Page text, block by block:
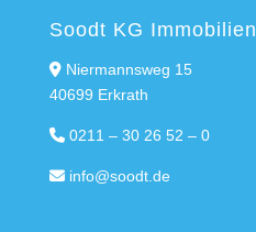
Soodt KG Immobilien
Niermannsweg 15
40699 Erkrath
0211 – 30 26 52 – 0
info@soodt.de